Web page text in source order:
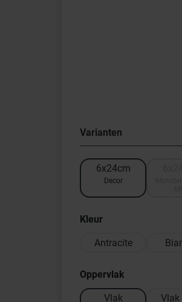
Varianten
6x24cm
Decor
Kleur
Antracite
Oppervlak
Vlak
Vlak